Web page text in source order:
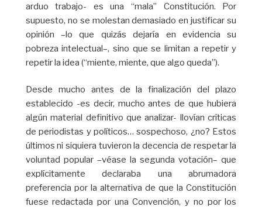
arduo trabajo- es una “mala” Constitución. Por
supuesto, no se molestan demasiado en justificar su
opinión –lo que quizás dejaría en evidencia su
pobreza intelectual–, sino que se limitan a repetir y
repetir la idea (“miente, miente, que algo queda”).
Desde mucho antes de la finalización del plazo
establecido -es decir, mucho antes de que hubiera
algún material definitivo que analizar- llovían críticas
de periodistas y políticos… sospechoso, ¿no? Estos
últimos ni siquiera tuvieron la decencia de respetar la
voluntad popular –véase la segunda votación– que
explícitamente declaraba una abrumadora
preferencia por la alternativa de que la Constitución
fuese redactada por una Convención, y no por los